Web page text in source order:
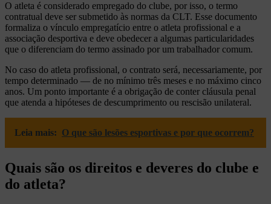
O atleta é considerado empregado do clube, por isso, o termo
contratual deve ser submetido às normas da CLT. Esse documento
formaliza o vínculo empregatício entre o atleta profissional e a
associação desportiva e deve obedecer a algumas particularidades
que o diferenciam do termo assinado por um trabalhador comum.
No caso do atleta profissional, o contrato será, necessariamente, por
tempo determinado — de no mínimo três meses e no máximo cinco
anos. Um ponto importante é a obrigação de conter cláusula penal
que atenda a hipóteses de descumprimento ou rescisão unilateral.
Leia mais: O que são lesões esportivas e por que ocorrem?
Quais são os direitos e deveres do clube e
do atleta?